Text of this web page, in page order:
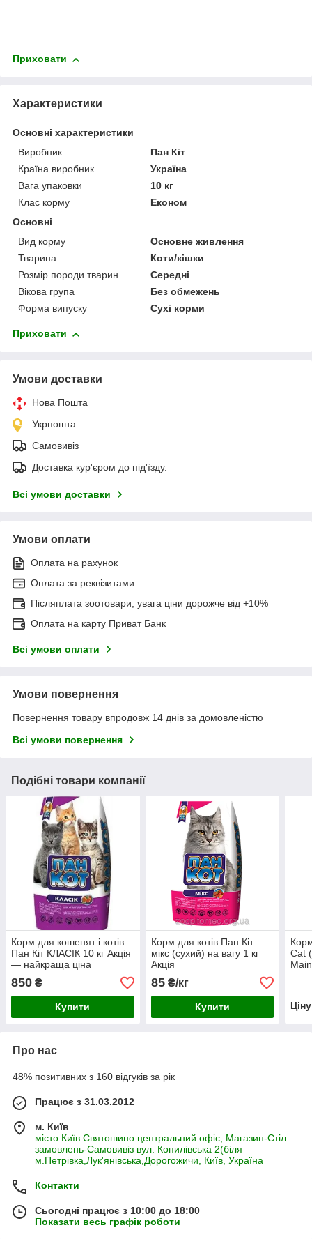
Приховати
Характеристики
Основні характеристики
Виробник
Пан Кіт
Країна виробник
Україна
Вага упаковки
10 кг
Клас корму
Економ
Основні
Вид корму
Основне живлення
Тварина
Коти/кішки
Розмір породи тварин
Середні
Вікова група
Без обмежень
Форма випуску
Сухі корми
Приховати
Умови доставки
Нова Пошта
Укрпошта
Самовивіз
Доставка кур'єром до під'їзду.
Всі умови доставки
Умови оплати
Оплата на рахунок
Оплата за реквізитами
Післяплата зоотовари, увага ціни дорожче від +10%
Оплата на карту Приват Банк
Всі умови оплати
Умови повернення
Повернення товару впродовж 14 днів за домовленістю
Всі умови повернення
Подібні товари компанії
Корм для кошенят і котів
Пан Кіт КЛАСІК 10 кг Акція
— найкраща ціна
850 ₴
Купити
Корм для котів Пан Кіт
мікс (сухий) на вагу 1 кг
Акція
85₴/кг
Купити
Cat
Про нас
48% позитивних з 160 відгуків за рік
Працює з 31.03.2012
м. Київ
місто Київ Святошино центральний офіс, Магазин-Стіл
замовлень-Самовивіз вул. Копилівська 2(біля
м.Петрівка,Лук'янівська,Дорогожичи, Київ, Україна
Контакти
Сьогодні працює з 10:00 до 18:00
Показати весь графік роботи